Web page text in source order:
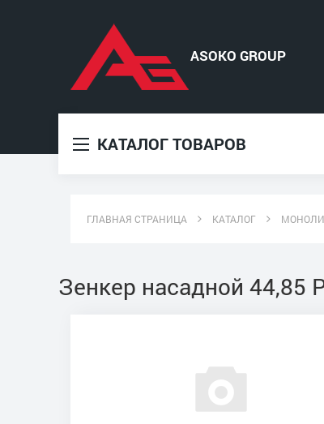
КАТАЛОГ ТОВАРОВ
ГЛАВНАЯ СТРАНИЦА КАТАЛОГ
Зенкер насадной 44,85